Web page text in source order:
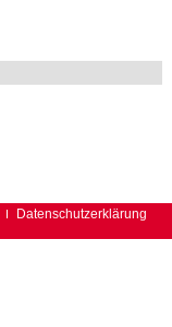
Datenschutzerklärung